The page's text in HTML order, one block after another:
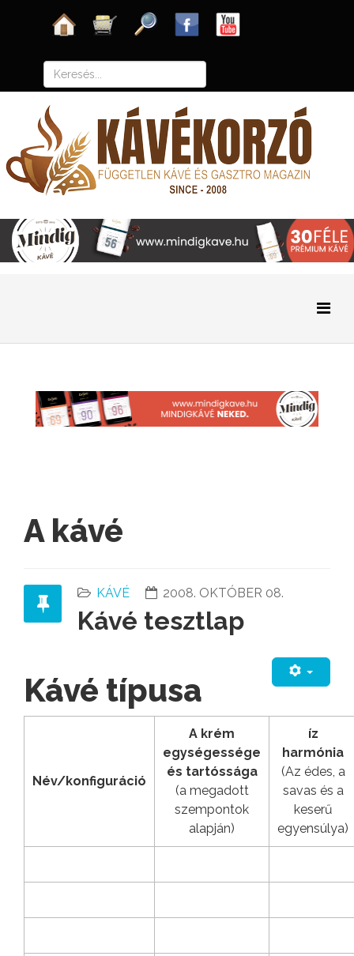
A kávé
KÁVÉ 2008. OKTÓBER 08.
Kávé tesztlap
Kávé típusa
Név/konfiguráció
A krém
egységessége
és tartóssága
(a megadott
szempontok
alapján)
íz
harmónia
(Az édes, a
savas és a
keserű
egyensúlya)